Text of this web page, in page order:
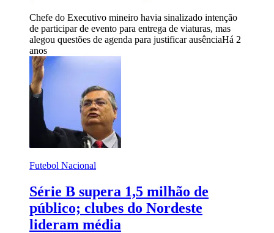
Chefe do Executivo mineiro havia sinalizado intenção
de participar de evento para entrega de viaturas, mas
alegou questões de agenda para justificar ausênciaHá 2
anos
Futebol Nacional
Série B supera 1,5 milhão de
público; clubes do Nordeste
lideram média